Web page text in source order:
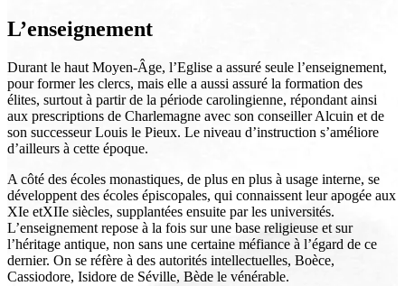
L’enseignement
Durant le haut Moyen-Âge, l’Eglise a assuré seule l’enseignement,
pour former les clercs, mais elle a aussi assuré la formation des
élites, surtout à partir de la période carolingienne, répondant ainsi
aux prescriptions de Charlemagne avec son conseiller Alcuin et de
son successeur Louis le Pieux. Le niveau d’instruction s’améliore
d’ailleurs à cette époque.
A côté des écoles monastiques, de plus en plus à usage interne, se
développent des écoles épiscopales, qui connaissent leur apogée aux
XIe etXIIe siècles, supplantées ensuite par les universités.
L’enseignement repose à la fois sur une base religieuse et sur
l’héritage antique, non sans une certaine méfiance à l’égard de ce
dernier. On se réfère à des autorités intellectuelles, Boèce,
Cassiodore, Isidore de Séville, Bède le vénérable.